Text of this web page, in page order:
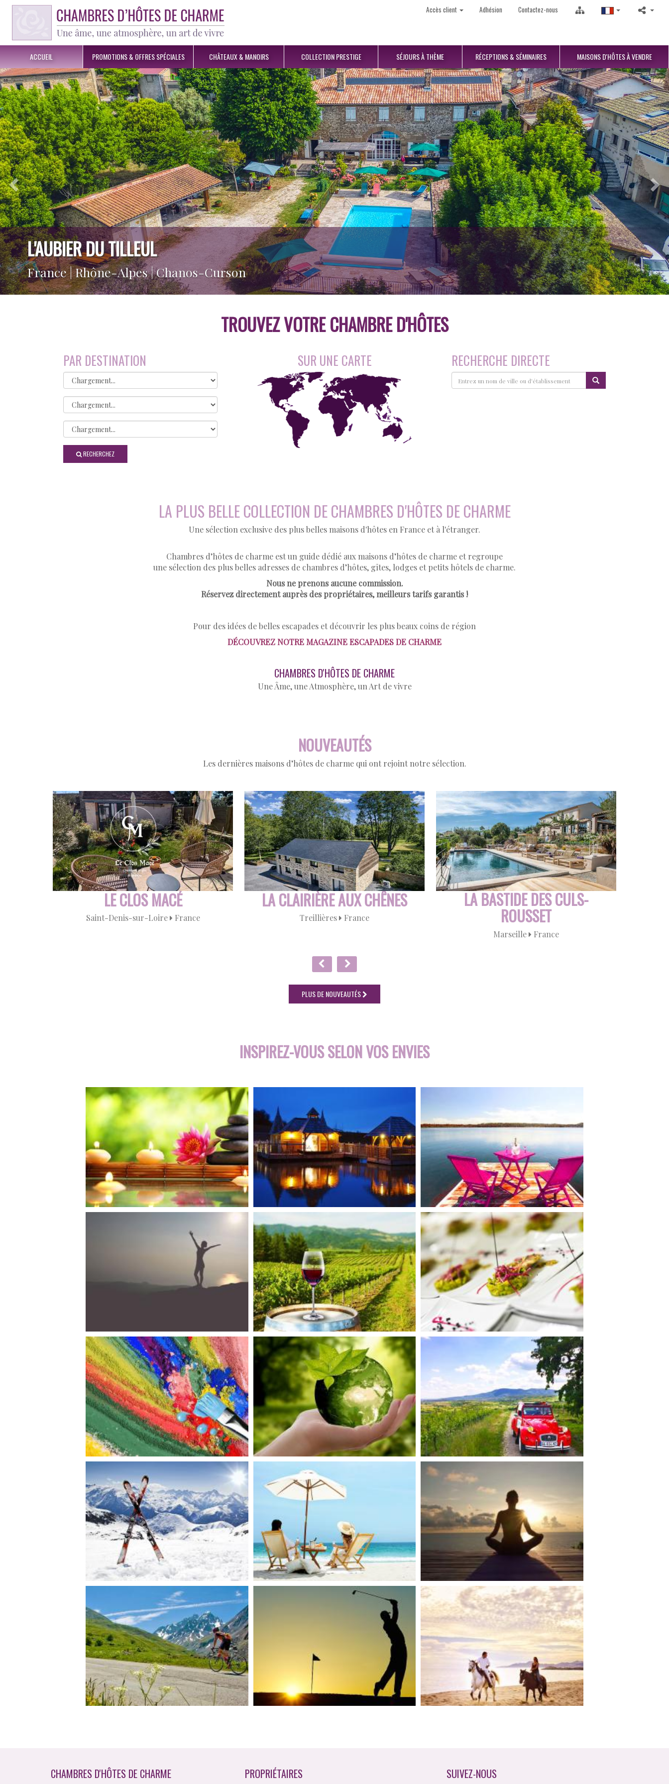
Accès client Adhésion Contactez-nous
ACCUEIL PROMOTIONS & OFFRES SPÉCIALES CHÂTEAUX & MANOIRS COLLECTION PRESTIGE SÉJOURSÀ THÈME RÉCEPTIONS& SÉMINAIRES MAISONS D'HÔTESÀ VENDRE
L'AUBIER DU TILLEUL
France | Rhône-Alpes | Chanos-Curson
TROUVEZ VOTRE CHAMBRE D'HÔTES
PAR DESTINATION
RECHERCHEZ
SUR UNE CARTE RECHERCHE DIRECTE
Recherche
directe
LA PLUS BELLE COLLECTION DE CHAMBRES D'HÔTES DE CHARME
Une sélection exclusive des plus belles maisons d'hôtes en France et à l'étranger.
Chambres d’hôtes de charme est un guide dédié aux maisons d’hôtes de charme et regroupe
une sélection des plus belles adresses de chambres d’hôtes, gîtes, lodges et petits hôtels de charme.
Nous ne prenons aucune commission.
Réservez directement auprès des propriétaires, meilleurs tarifs garantis !
Pour des idées de belles escapades et découvrir les plus beaux coins de région
DÉCOUVREZ NOTRE MAGAZINE ESCAPADES DE CHARME
CHAMBRES D'HÔTES DE CHARME
Une Âme, une Atmosphère, un Art de vivre
NOUVEAUTÉS
Les dernières maisons d’hôtes de charme qui ont rejoint notre sélection.
LE CLOS MACÉ
Saint-Denis-sur-Loire France
LA CLAIRIÈRE AUX CHÊNES
Treillières France
LA BASTIDE DES CULS-
ROUSSET
Marseille France
PLUS DE NOUVEAUTÉS
INSPIREZ-VOUSSELON VOS ENVIES
CHAMBRES D'HÔTES DE CHARME PROPRIÉTAIRES SUIVEZ-NOUS